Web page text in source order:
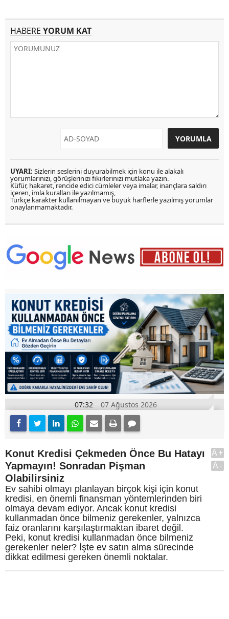
HABERE YORUM KAT
UYARI: Sizlerin seslerini duyurabilmek için konu ile alakalı
yorumlarınızı, görüşlerinizi fikirlerinizi mutlaka yazın.
Küfür, hakaret, rencide edici cümleler veya imalar, inançlara saldırı
içeren, imla kuralları ile yazılmamış,
Türkçe karakter kullanılmayan ve büyük harflerle yazılmış yorumlar
onaylanmamaktadır.
07:32 07 Ağustos 2026
Konut Kredisi Çekmeden Önce Bu Hatayı
Yapmayın! Sonradan Pişman
Olabilirsiniz
Ev sahibi olmayı planlayan birçok kişi için konut
kredisi, en önemli finansman yöntemlerinden biri
olmaya devam ediyor. Ancak konut kredisi
kullanmadan önce bilmeniz gerekenler, yalnızca
faiz oranlarını karşılaştırmaktan ibaret değil.
Peki, konut kredisi kullanmadan önce bilmeniz
gerekenler neler? İşte ev satın alma sürecinde
dikkat edilmesi gereken önemli noktalar.
A+
A-